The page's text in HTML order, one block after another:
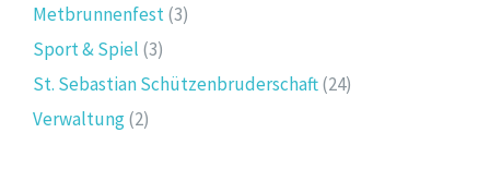
Metbrunnenfest(3)
Sport & Spiel (3)
St. Sebastian Schützenbruderschaft(24)
Verwaltung(2)